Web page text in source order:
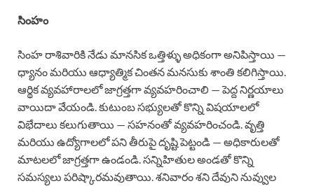
సింహం
సింహ రాశివారికి నేడు మానసిక ఒత్తిళ్ళు అధికంగా అనిపిస్తాయి —
ధ్యానం మరియు ఆధ్యాత్మిక చింతన మనసుకు శాంతి కలిగిస్తాయి.
ఆర్థిక వ్యవహారాలలో జాగ్రత్తగా వ్యవహరించాలి — పెద్ద నిర్ణయాలు
వాయిదా వేయండి. కుటుంబ సభ్యులతో కొన్ని విషయాలలో
విభేదాలు కలుగుతాయి — సహనంతో వ్యవహరించండి. వృత్తి
మరియు ఉద్యోగాలలో పని తీరుపై దృష్టి పెట్టండి — అధికారులతో
మాటలలో జాగ్రత్తగా ఉండండి. సన్నిహితుల అండతో కొన్ని
సమస్యలు పరిష్కారమవుతాయి. శనివారం శని దేవుని నువ్వుల